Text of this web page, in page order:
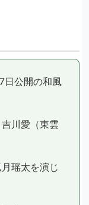
日公開の和風
川愛（東雲
瑶太を演じ